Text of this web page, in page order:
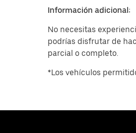
Información adicional:
No necesitas
podrías disfrutar de
parcial o completo.
*Los vehículos